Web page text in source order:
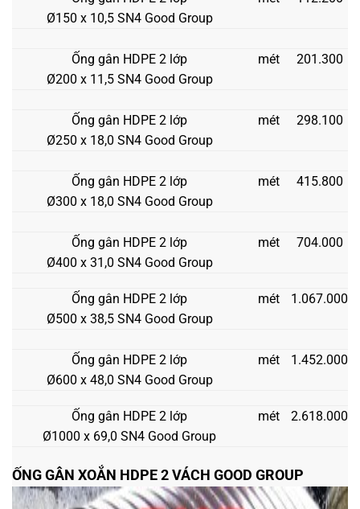
Ø150 x 10,5 SN4 Good Group
Ống gân HDPE 2 lớp
Ø200 x 11,5 SN4 Good Group
mét 201.300
Ống gân HDPE 2 lớp
Ø250 x 18,0 SN4 Good Group
mét 298.100
Ống gân HDPE 2 lớp
Ø300 x 18,0 SN4 Good Group
mét 415.800
Ống gân HDPE 2 lớp
Ø400 x 31,0 SN4 Good Group
mét 704.000
Ống gân HDPE 2 lớp
Ø500 x 38,5 SN4 Good Group
mét 1.067.000
Ống gân HDPE 2 lớp
Ø600 x 48,0 SN4 Good Group
mét 1.452.000
Ống gân HDPE 2 lớp
Ø1000 x 69,0 SN4 Good Group
mét 2.618.000
ỐNG GÂN XOẮN HDPE 2 VÁCH GOOD GROUP